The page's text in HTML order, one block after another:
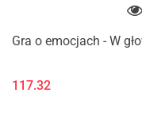
Gra o emocjach - W
117.32